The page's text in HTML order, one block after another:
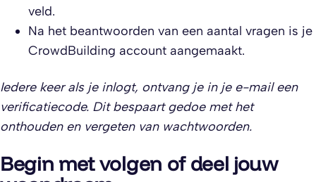
veld.
Na het beantwoorden van een aantal vragen is je
CrowdBuilding account aangemaakt.
Iedere keer als je inlogt, ontvang je in je e-mail een
verificatiecode. Dit bespaart gedoe met het
onthouden en vergeten van wachtwoorden.
Begin met volgen of deel jouw